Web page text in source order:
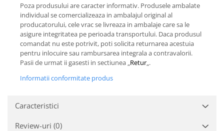
Poza produsului are caracter informativ. Produsele ambalate
individual se comercializeaza in ambalajul original al
producatorului, cele vrac se livreaza in ambalaje care sa le
asigure integritatea pe perioada transportului. Daca produsul
comandat nu este potrivit, poti solicita returnarea acestuia
pentru inlocuire sau rambursarea integrala a contravalorii.
Pasii de urmat ii gasesti in sectiunea „Retur„.
Informatii conformitate produs
Caracteristici
Review-uri (0)